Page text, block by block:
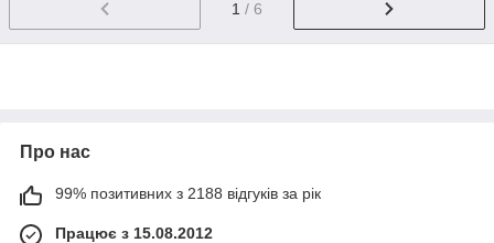
1 / 6
Про нас
99% позитивних з 2188 відгуків за рік
Працює з 15.08.2012